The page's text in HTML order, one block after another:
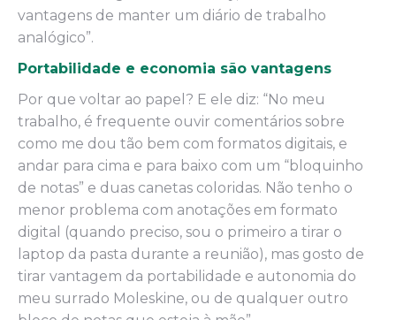
vantagens de manter um diário de trabalho
analógico”.
Portabilidade e economia são vantagens
Por que voltar ao papel? E ele diz: “No meu
trabalho, é frequente ouvir comentários sobre
como me dou tão bem com formatos digitais, e
andar para cima e para baixo com um “bloquinho
de notas” e duas canetas coloridas. Não tenho o
menor problema com anotações em formato
digital (quando preciso, sou o primeiro a tirar o
laptop da pasta durante a reunião), mas gosto de
tirar vantagem da portabilidade e autonomia do
meu surrado Moleskine, ou de qualquer outro